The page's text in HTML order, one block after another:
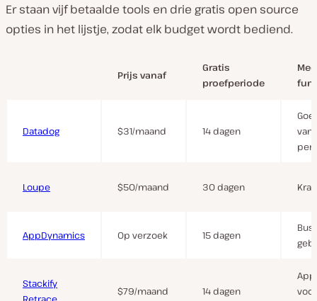
p
e
l
Er staan vijf betaalde tools en drie gratis open source
opties in het lijstje, zodat elk budget wordt bediend.
Prijs vanaf
Gratis
proefperiode
Datadog $31/maand 14 dagen
van
Loupe $50/maand 30 dagen
AppDynamics Op verzoek 15 dagen
Stackify
$79/maand 14 dagen